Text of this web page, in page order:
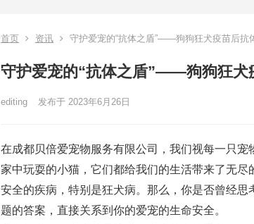
首页 资讯 守护爱宠的“抗体之盾”——狗狗狂犬疫苗后抗
守护爱宠的“抗体之盾”——狗狗狂犬
editing 发布于 2023年6月26日
在成都贝倍爱宠物服务有限公司，我们视每一只
家中玩耍的小猫，它们都给我们的生活带来了无
安全的疾病，特别是狂犬病。那么，你是否曾经思
题的答案，直接关系到你的爱宠的生命安全。